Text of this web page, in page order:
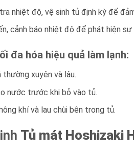
nhiệt độ, vệ sinh tủ định kỳ để
cảnh báo nhiệt độ để phát hiện
đa hóa hiệu quả làm lạnh:
xuyên và lâu.
nước trước khi bỏ vào tủ.
khí và lau chùi bên trong tủ.
Tủ mát Hoshizaki